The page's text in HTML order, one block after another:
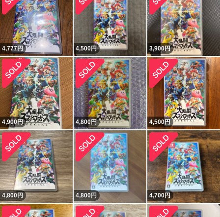
4,777円 4,500円 3,900円
4,900円 4,800円 4,500円
4,800円 4,800円 4,700円